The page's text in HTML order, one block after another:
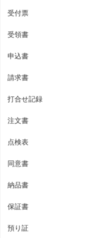
受付票
受領書
申込書
請求書
打合せ記録
注文書
点検表
同意書
納品書
保証書
預り証